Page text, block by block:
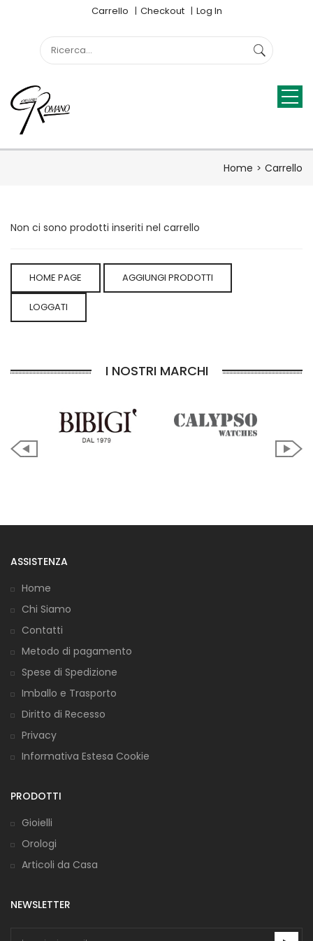
Carrello Checkout Log In
Home Carrello
Non ci sono prodotti inseriti nel carrello
HOME PAGE AGGIUNGI PRODOTTI
LOGGATI
I NOSTRI MARCHI
ASSISTENZA
Home
Chi Siamo
Contatti
Metodo di pagamento
Spese di Spedizione
Imballo e Trasporto
Diritto di Recesso
Privacy
Informativa Estesa Cookie
PRODOTTI
Gioielli
Orologi
Articoli da Casa
NEWSLETTER